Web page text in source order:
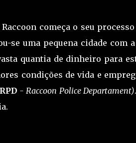
Raccoon começa o seu
se uma pequena cidade com
quantia de dinheiro para
condições de vida e
- Raccoon Police Departament)